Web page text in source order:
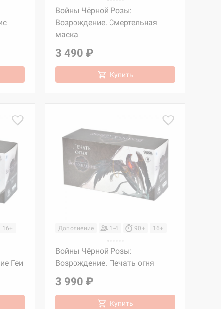
Войны Чёрной Розы:
Возрождение. Смертельная
маска
3 490 ₽
Купить
16+
Геи
Дополнение 1-4 90+ 16+
Войны Чёрной Розы:
Возрождение. Печать огня
3 990 ₽
Купить